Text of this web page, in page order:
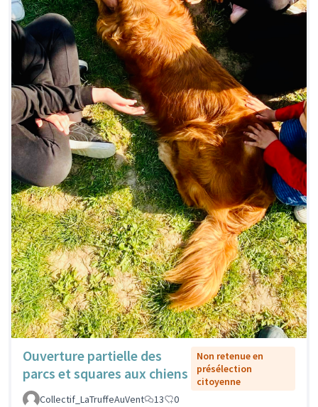
Ouverture partielle des
parcs et squares aux chiens
Non retenue en
présélection
citoyenne
Collectif_LaTruffeAuVent
13 0